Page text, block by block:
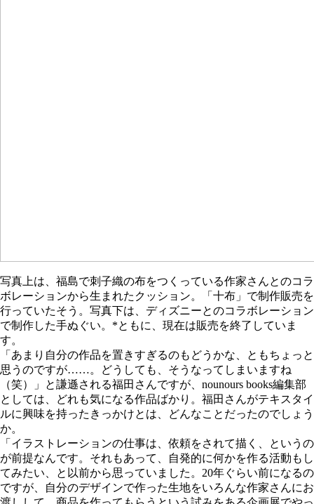
写真上は、福島で刺子織の布をつくっている作家さんとのコラ
ボレーションから生まれたクッション。「十布」で制作販売を
行っていたそう。写真下は、ディズニーとのコラボレーション
で制作した手ぬぐい。*ともに、現在は販売を終了していま
す。
「あまり自分の作品を置きすぎるのもどうかな、ともちょっと
思うのですが……。どうしても、そうなってしまいますね
（笑）」と謙遜される福田さんですが、nounours books編集部
としては、どれも気になる作品ばかり。福田さんがテキスタイ
ルに興味を持ったきっかけとは、どんなことだったのでしょう
か。
「イラストレーションの仕事は、依頼をされて描く、というの
が前提なんです。それもあって、自発的に何かを作る活動もし
てみたい、と以前から思っていました。20年ぐらい前になるの
ですが、自分のデザインで作った生地をいろんな作家さんにお